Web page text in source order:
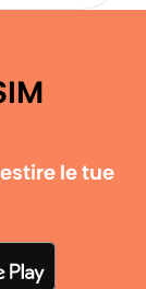
le tue